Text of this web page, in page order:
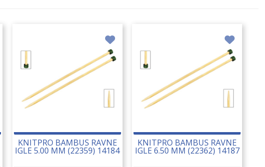
KNITPRO BAMBUS RAVNE
IGLE 5.00 MM (22359) 14184
KNITPRO BAMBUS RAVNE
IGLE 6.50 MM (22362) 14187